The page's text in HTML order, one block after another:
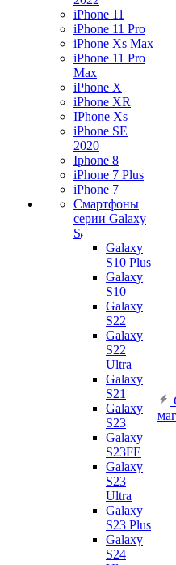
iPhone 11
iPhone 11 Pro
iPhone Xs Max
iPhone 11 Pro
Max
iPhone X
iPhone XR
IPhone Xs
iPhone SE
2020
Iphone 8
iPhone 7 Plus
iPhone 7
Смартфоны
серии Galaxy
S
Galaxy
S10 Plus
Galaxy
S10
Galaxy
S22
Galaxy
S22
Ultra
Galaxy
S21
Galaxy
S23
Galaxy
S23FE
Galaxy
S23
Ultra
Galaxy
S23 Plus
Galaxy
S24